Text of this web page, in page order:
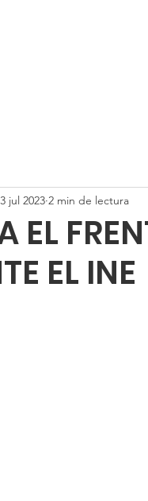
EL
EL INE
jul 2023 2 min de lectura